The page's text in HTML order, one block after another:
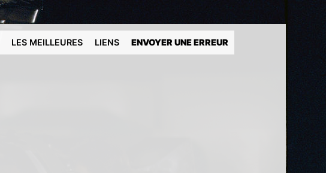
LES MEILLEURES LIENS ENVOYER UNE ERREUR